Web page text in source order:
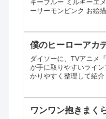
キーブルー ミルキーエ
ーサーモンピンク お絵
僕のヒーローアカ
ダイソーに、TVアニメ
が手に取りやすいライ
かりやすく整理して紹
ワンワン抱きまく